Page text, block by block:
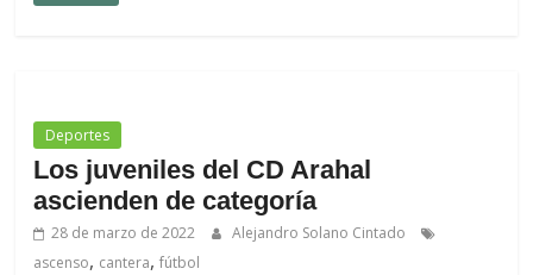
Deportes
Los juveniles del CD Arahal
ascienden de categoría
28 de marzo de 2022
Alejandro Solano Cintado
ascenso, cantera,fútbol